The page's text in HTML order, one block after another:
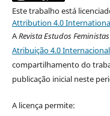
Este trabalho está
Attribution 4.0
ARevista Estudos Feministas
Atribuição 4.0 Internacional
compartilhamento do
publicação inicial neste
A licença permite: